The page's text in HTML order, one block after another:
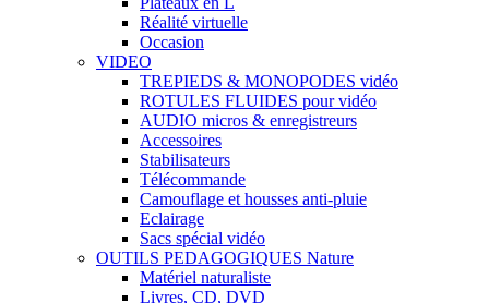
Réalité virtuelle
Occasion
VIDEO
TREPIEDS & MONOPODES vidéo
ROTULES FLUIDES pour vidéo
AUDIO micros & enregistreurs
Accessoires
Stabilisateurs
Télécommande
Camouflage et housses anti-pluie
Eclairage
Sacs spécial vidéo
OUTILS PEDAGOGIQUES Nature
Matériel naturaliste
Livres, CD, DVD